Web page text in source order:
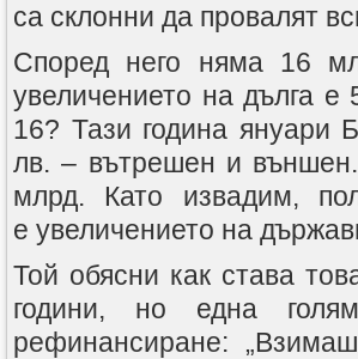
са склонни да провалят
Според него няма 16
увеличението на дълга е
16? Тази година януари
лв. – вътрешен и
млрд. Като извадим,
е увеличението на
Той обясни как става
години, но една
рефинансиране: